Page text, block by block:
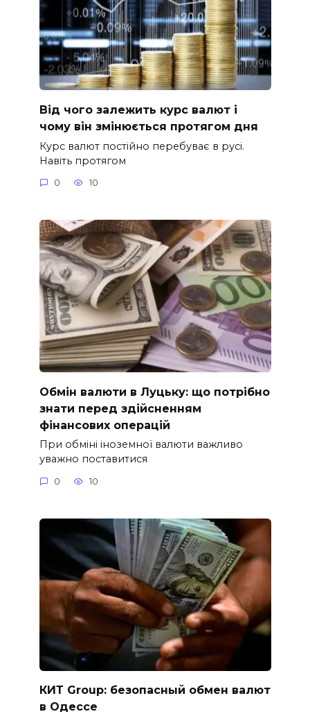
Від чого залежить курс валют і
чому він змінюється протягом дня
Курс валют постійно перебуває в русі.
Навіть протягом
0 10
Обмін валюти в Луцьку: що потрібно
знати перед здійсненням
фінансових операцій
При обміні іноземної валюти важливо
уважно поставитися
0 10
КИТ Group: безопасный обмен валют
в Одессе